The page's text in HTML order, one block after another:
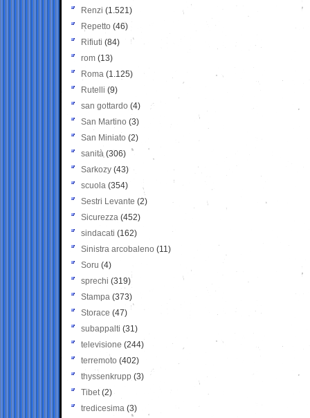
Renzi (1.521)
Repetto (46)
Rifiuti (84)
rom (13)
Roma (1.125)
Rutelli (9)
san gottardo (4)
San Martino (3)
San Miniato (2)
sanità (306)
Sarkozy (43)
scuola (354)
Sestri Levante (2)
Sicurezza (452)
sindacati (162)
Sinistra arcobaleno (11)
Soru (4)
sprechi (319)
Stampa (373)
Storace (47)
subappalti (31)
televisione(244)
terremoto (402)
thyssenkrupp (3)
Tibet(2)
tredicesima (3)